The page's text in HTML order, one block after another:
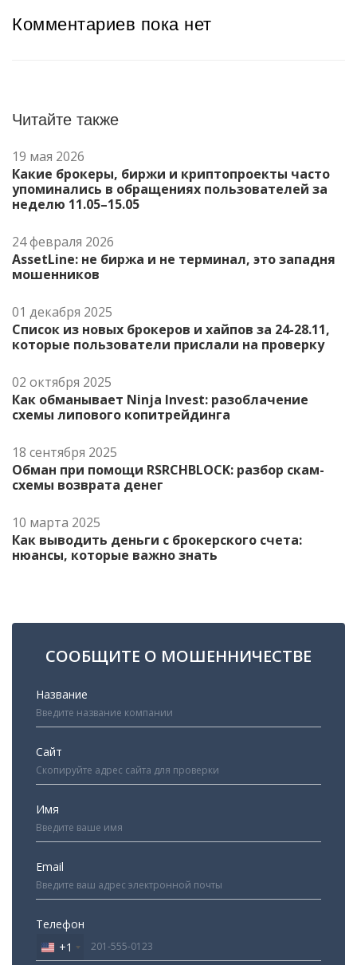
Комментариев пока нет
Читайте также
19 мая 2026
Какие брокеры, биржи и криптопроекты часто
упоминались в обращениях пользователей за
неделю 11.05–15.05
24 февраля 2026
AssetLine: не биржа и не терминал, это западня
мошенников
01 декабря 2025
Список из новых брокеров и хайпов за 24-28.11,
которые пользователи прислали на проверку
02 октября 2025
Как обманывает Ninja Invest: разоблачение
схемы липового копитрейдинга
18 сентября 2025
Обман при помощи RSRCHBLOCK: разбор скам-
схемы возврата денег
10 марта 2025
Как выводить деньги с брокерского счета:
нюансы, которые важно знать
СООБЩИТЕ О МОШЕННИЧЕСТВЕ
Название
Сайт
Имя
Email
Телефон
United
+1